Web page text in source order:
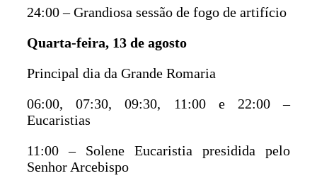
24:00 – Grandiosa sessão de fogo de artifício
Quarta-feira, 13 de agosto
Principal dia da Grande Romaria
06:00, 07:30, 09:30, 11:00 e 22:00 –
Eucaristias
11:00 – Solene Eucaristia presidida pelo
Senhor Arcebispo